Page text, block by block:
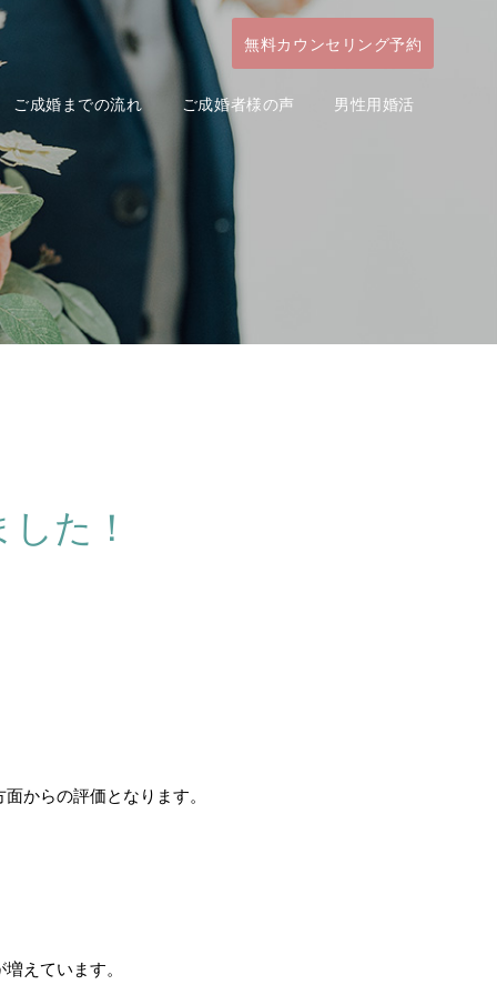
た！
らの評価となります。
えています。
無料カウンセリング予約
ご成婚までの流れ ご成婚者様の声 男性用婚活